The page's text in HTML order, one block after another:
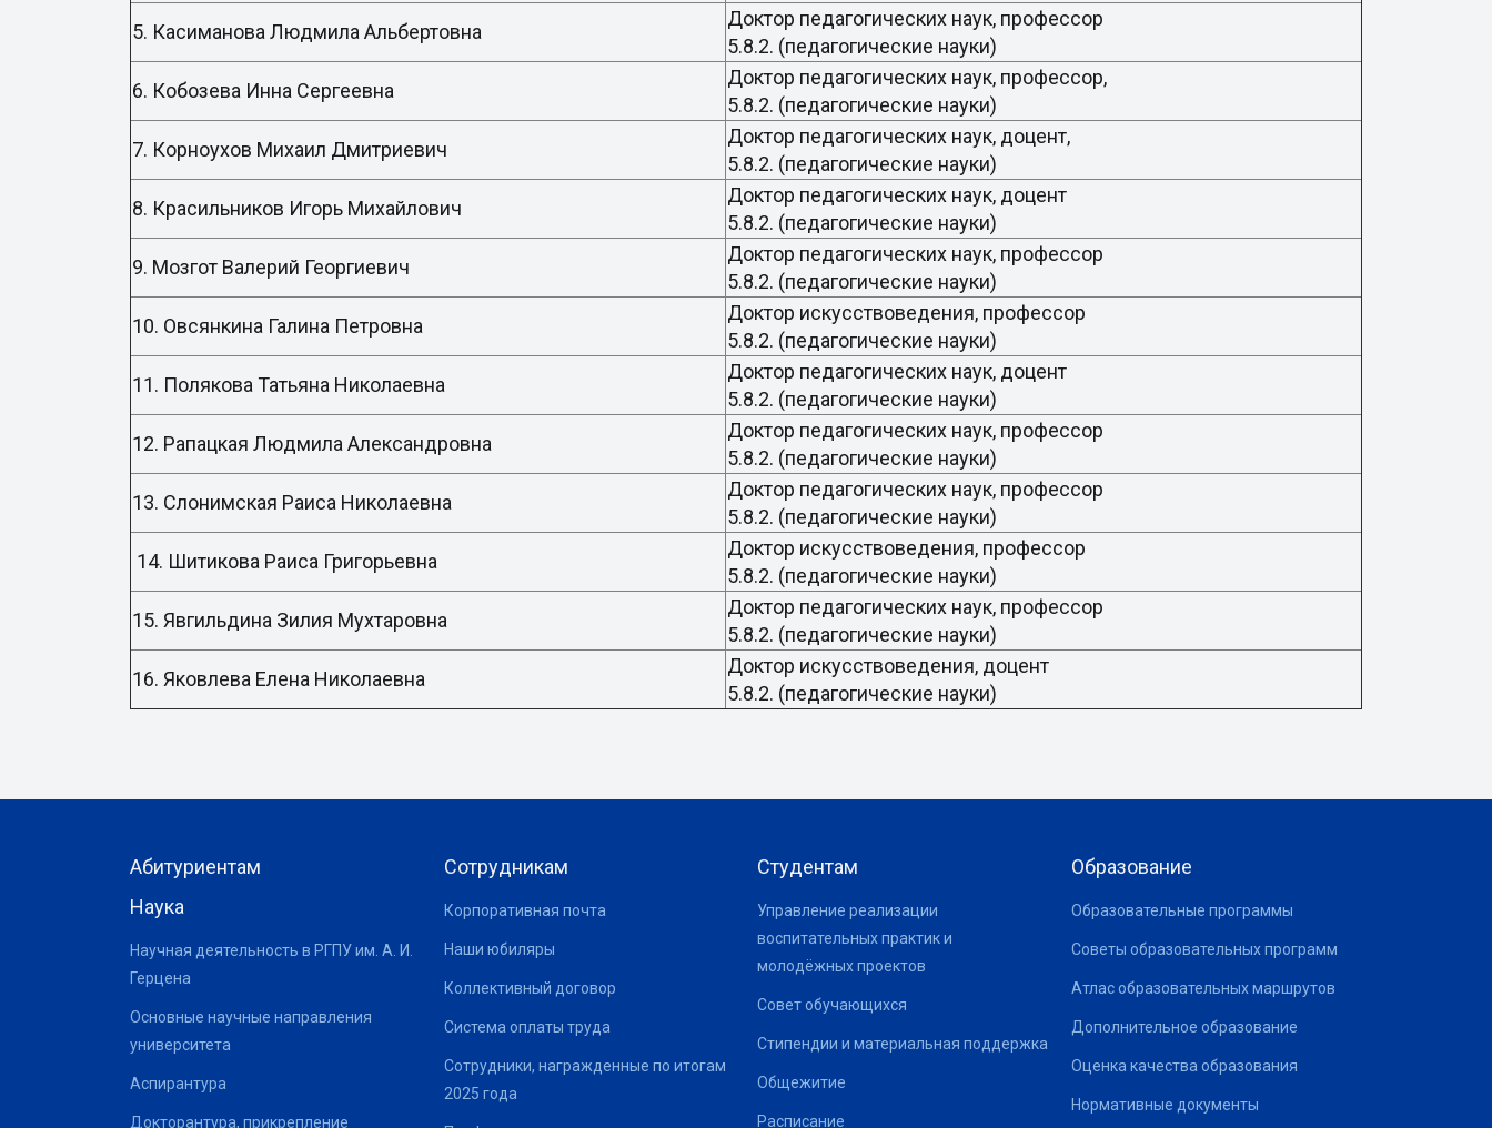
5. Касиманова Людмила Альбертовна
Доктор педагогических наук, профессор
5.8.2. (педагогические науки)
6. Кобозева Инна Сергеевна
Доктор педагогических наук, профессор,
5.8.2. (педагогические науки)
7. Корноухов Михаил Дмитриевич
Доктор педагогических наук, доцент,
5.8.2. (педагогические науки)
8. Красильников Игорь Михайлович
Доктор педагогических наук, доцент
5.8.2. (педагогические науки)
9. Мозгот Валерий Георгиевич
Доктор педагогических наук, профессор
5.8.2. (педагогические науки)
10. Овсянкина Галина Петровна
Доктор искусствоведения, профессор
5.8.2. (педагогические науки)
11. Полякова Татьяна Николаевна
Доктор педагогических наук, доцент
5.8.2. (педагогические науки)
12. Рапацкая Людмила Александровна
Доктор педагогических наук, профессор
5.8.2. (педагогические науки)
13. Слонимская Раиса Николаевна
Доктор педагогических наук, профессор
5.8.2. (педагогические науки)
14. Шитикова Раиса Григорьевна
Доктор искусствоведения, профессор
5.8.2. (педагогические науки)
15. Явгильдина Зилия Мухтаровна
Доктор педагогических наук, профессор
5.8.2. (педагогические науки)
16. Яковлева Елена Николаевна
Доктор искусствоведения, доцент
5.8.2. (педагогические науки)
Абитуриентам
Наука
Научная деятельность в РГПУ им. А. И.
Герцена
Основные научные направления
университета
Аспирантура
Докторантура, прикрепление
Сотрудникам
Корпоративная почта
Наши юбиляры
Коллективный договор
Система оплаты труда
Сотрудники, награжденные по итогам
2025 года
Студентам
Управление реализации
воспитательных практик и
молодёжных проектов
Совет обучающихся
Стипендии и материальная поддержка
Общежитие
Расписание
Образование
Образовательные программы
Советы образовательных программ
Атлас образовательных маршрутов
Дополнительное образование
Оценка качества образования
Нормативные документы